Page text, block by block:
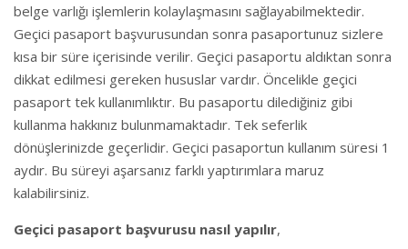
belge varlığı işlemlerin kolaylaşmasını sağlayabilmektedir.
Geçici pasaport başvurusundan sonra pasaportunuz sizlere
kısa bir süre içerisinde verilir. Geçici pasaportu aldıktan sonra
dikkat edilmesi gereken hususlar vardır. Öncelikle geçici
pasaport tek kullanımlıktır. Bu pasaportu dilediğiniz gibi
kullanma hakkınız bulunmamaktadır. Tek seferlik
dönüşlerinizde geçerlidir. Geçici pasaportun kullanım süresi 1
aydır. Bu süreyi aşarsanız farklı yaptırımlara maruz
kalabilirsiniz.
Geçici pasaport başvurusu nasıl yapılır,